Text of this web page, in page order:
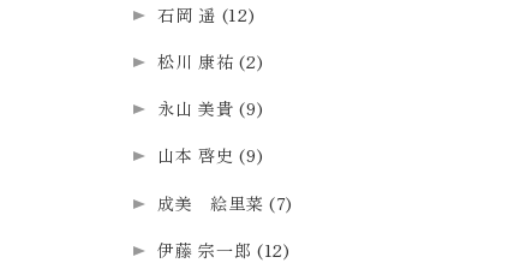
石岡 遥 (12)
松川 康祐 (2)
永山 美貴 (9)
山本 啓史 (9)
成美 絵里菜 (7)
伊藤 宗一郎 (12)